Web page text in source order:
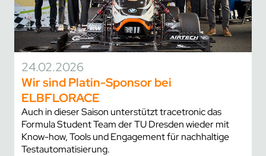
24.02.2026
Wir sind Platin-Sponsor bei
ELBFLORACE
Auch in dieser Saison unterstützt tracetronic das
Formula Student Team der TU Dresden wieder mit
Know-how, Tools und Engagement für nachhaltige
Testautomatisierung.